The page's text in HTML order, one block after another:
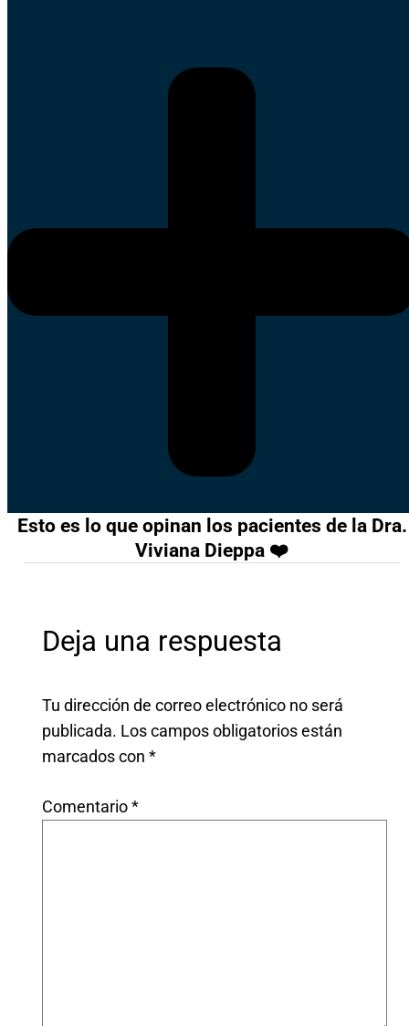
Esto es lo que opinan los pacientes de la Dra.
Viviana Dieppa ❤️
Deja una respuesta
Tu dirección de correo electrónico no será
publicada. Los campos obligatorios están
marcados con *
Comentario*